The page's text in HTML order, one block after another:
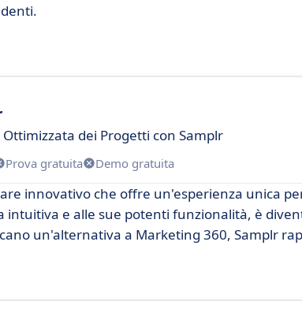
Ottimizzata dei Progetti con Samplr
Prova gratuita Demo gratuita
innovativo che offre un'esperienza unica
intuitiva e alle sue potenti funzionalità, è
un'alternativa a Marketing 360, Samplr